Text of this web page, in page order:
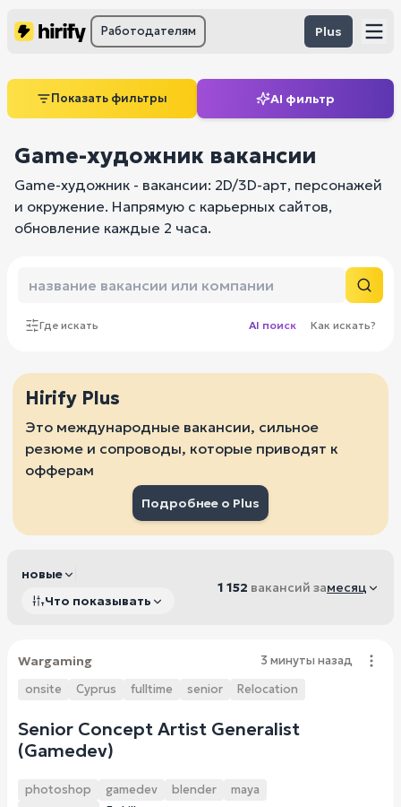
Работодателям Plus
Показать фильтры AI фильтр
Game-художник вакансии
Game-художник - вакансии: 2D/3D-арт, персонажей
и окружение. Напрямую с карьерных сайтов,
обновление каждые 2 часа.
Где искать AI поиск Как искать?
Hirify Plus
Это международные вакансии, сильное
резюме и сопроводы, которые приводят к
офферам
Подробнее о Plus
новые
Что показывать
1 152 вакансий замесяц
Wargaming
onsite Cyprus fulltime senior Relocation
3 минуты назад
Senior Concept Artist Generalist
(Gamedev)
photoshop gamedev blender
maya